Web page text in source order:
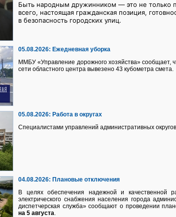
Быть народным дружинником — это не только
всего, настоящая гражданская позиция,
в безопасность городских улиц.
05.08.2026: Ежедневная уборка
ММБУ «Управление дорожного хозяйства» сообщает,
сети областного центра вывезено 43 кубометра смета.
05.08.2026: Работа в округах
Специалистами управлений административных
04.08.2026: Плановые отключения
В целях обеспечения надежной и качественной
электрического снабжения населения города
диспетчерская служба» сообщают о проведении
на 5 августа.